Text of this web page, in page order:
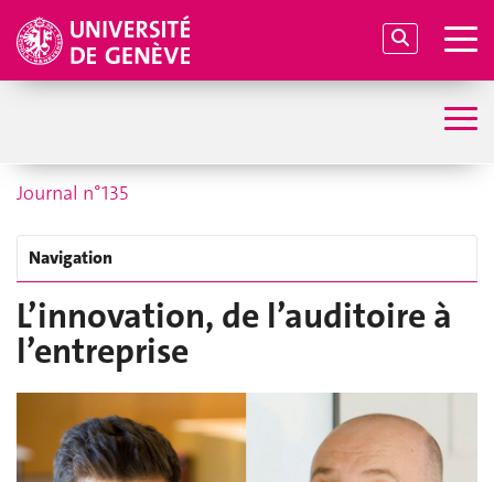
Journal n°135
Navigation
L’innovation, de l’auditoire à
l’entreprise